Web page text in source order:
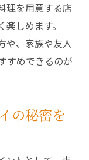
理を用意する店
しめます。
や、家族や友人
すめできるのが
の秘密を